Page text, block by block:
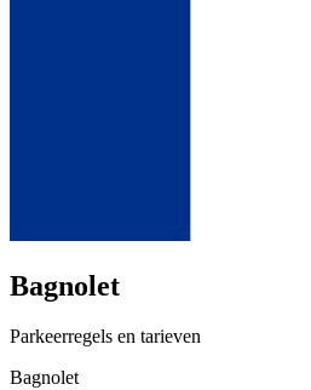
Bagnolet
Parkeerregels en tarieven
Bagnolet